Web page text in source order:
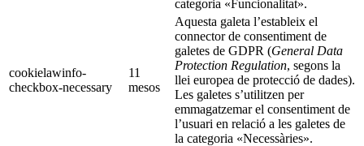
categoria «Funcionalitat».
cookielawinfo-
checkbox-necessary
11
mesos
Aquesta galeta l’estableix el
connector de consentiment de
galetes de GDPR (General Data
Protection Regulation, segons la
llei europea de protecció de dades).
Les galetes s’utilitzen per
emmagatzemar el consentiment de
l’usuari en relació a les galetes de
la categoria «Necessàries».